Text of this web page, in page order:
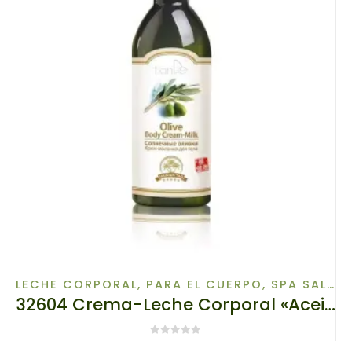
LECHE CORPORAL, PARA EL CUERPO, SPA SAL CORPORAL
32604 Crema-Leche Corporal «Aceitunas soleadas» TIANDE 350g